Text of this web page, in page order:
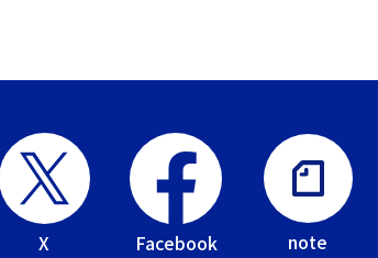
X Facebook note